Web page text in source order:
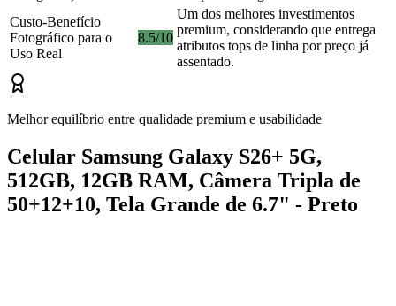
Custo-Benefício
Fotográfico para o
Uso Real
8.5/10
Um dos melhores investimentos
premium, considerando que entrega
atributos tops de linha por preço já
assentado.
Melhor equilíbrio entre qualidade premium e usabilidade
Celular Samsung Galaxy S26+ 5G,
512GB, 12GB RAM, Câmera Tripla de
50+12+10, Tela Grande de 6.7" - Preto